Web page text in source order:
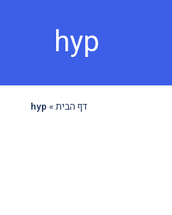
hyp
דף הבית»
hyp